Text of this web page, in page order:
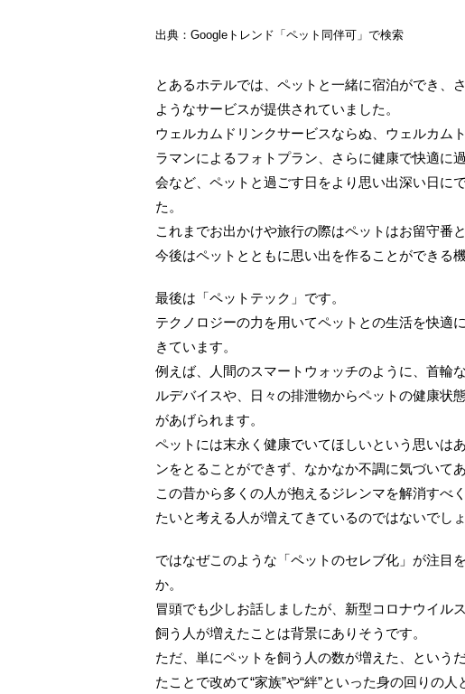
出典：Googleトレンド「ペット同伴可」で検索
とあるホテルでは、ペットと一緒に宿泊ができ、
ようなサービスが提供されていました。
ウェルカムドリンクサービスならぬ、ウェルカム
ラマンによるフォトプラン、さらに健康で快適に
会など、ペットと過ごす日をより思い出深い日に
た。
これまでお出かけや旅行の際はペットはお留守番
今後はペットとともに思い出を作ることができる
最後は「ペットテック」です。
テクノロジーの力を用いてペットとの生活を快適
きています。
例えば、人間のスマートウォッチのように、首輪
ルデバイスや、日々の排泄物からペットの健康状
があげられます。
ペットには末永く健康でいてほしいという思いは
ンをとることができず、なかなか不調に気づいて
この昔から多くの人が抱えるジレンマを解消すべ
たいと考える人が増えてきているのではないでしょ
ではなぜこのような「ペットのセレブ化」が注目
か。
冒頭でも少しお話しましたが、新型コロナウイル
飼う人が増えたことは背景にありそうです。
ただ、単にペットを飼う人の数が増えた、という
たことで改めて“家族”や“絆”といった身の回りの